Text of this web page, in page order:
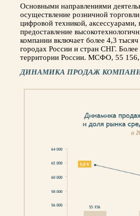
Основными направлениями
осуществление розничной
цифровой техникой,
предоставление
компании включает более 4,3
городах России и стран СНГ.
территории России. МСФО, 55
ДИНАМИКА ПРОДАЖ